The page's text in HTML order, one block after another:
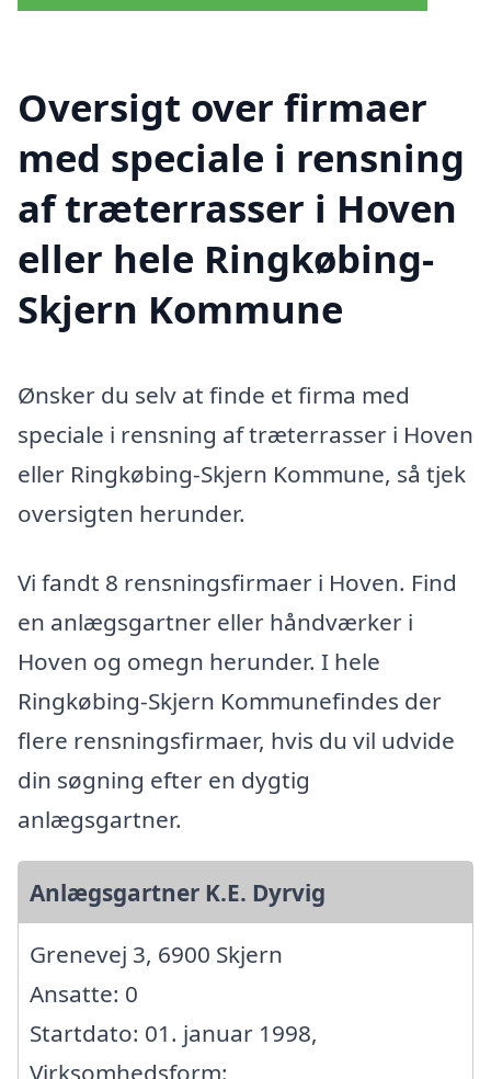
Oversigt over firmaer
med speciale i rensning
af træterrasser i Hoven
eller hele Ringkøbing-
Skjern Kommune
Ønsker du selv at finde et firma med
speciale i rensning af træterrasser i Hoven
eller Ringkøbing-Skjern Kommune, så tjek
oversigten herunder.
Vi fandt 8 rensningsfirmaer i Hoven. Find
en anlægsgartner eller håndværker i
Hoven og omegn herunder. I hele
Ringkøbing-Skjern Kommunefindes der
flere rensningsfirmaer, hvis du vil udvide
din søgning efter en dygtig
anlægsgartner.
Anlægsgartner K.E. Dyrvig
Grenevej 3, 6900 Skjern
Ansatte: 0
Startdato: 01. januar 1998,